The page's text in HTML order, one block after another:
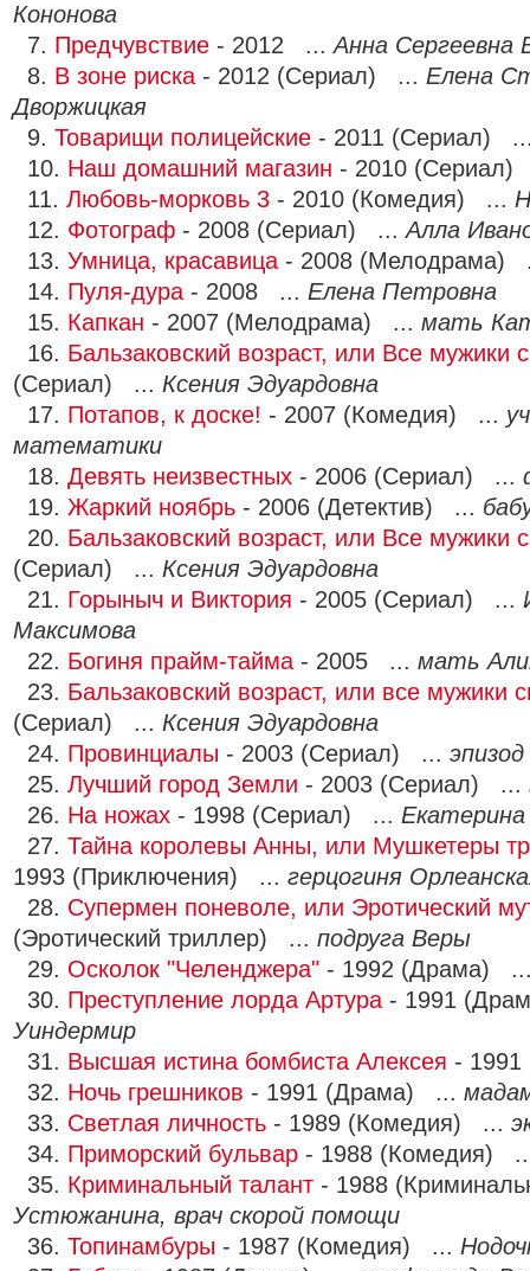
Кононова
7. Предчувствие - 2012 ...Анна Сергеевна
8. В зоне риска - 2012 (Сериал) ... Елена
Дворжицкая
9. Товарищи полицейские - 2011 (Сериал)
10. Наш домашний магазин - 2010
11. Любовь-морковь 3 - 2010 (Комедия) ...
12. Фотограф - 2008 (Сериал) ...Алла
13. Умница, красавица - 2008 (Мелодрама)
14. Пуля-дура - 2008 ... Елена Петровна
15. Капкан - 2007 (Мелодрама) ... мать
16. Бальзаковский возраст, или Все мужики
(Сериал) ... Ксения Эдуардовна
17. Потапов, к доске! - 2007 (Комедия) ...
математики
18. Девять неизвестных - 2006 (Сериал) ...
19. Жаркий ноябрь - 2006 (Детектив) ...
20. Бальзаковский возраст, или Все мужики
(Сериал) ... Ксения Эдуардовна
21. Горыныч и Виктория - 2005 (Сериал) ...
Максимова
22. Богиня прайм-тайма - 2005 ... мать
23. Бальзаковский возраст, или все мужики
(Сериал) ... Ксения Эдуардовна
24. Провинциалы - 2003 (Сериал) ... эпизод
25. Лучший город Земли - 2003 (Сериал) ...
26. На ножах - 1998 (Сериал) ...
27. Тайна королевы Анны, или Мушкетеры
1993 (Приключения) ... герцогиня
28. Супермен поневоле, или Эротический
(Эротический триллер) ... подруга Веры
29. Осколок "Челенджера" - 1992 (Драма)
30. Преступление лорда Артура - 1991
Уиндермир
31. Высшая истина бомбиста Алексея -
32. Ночь грешников - 1991 (Драма) ...
33. Светлая личность - 1989 (Комедия) ...
34. Приморский бульвар - 1988 (Комедия)
35. Криминальный талант - 1988
Устюжанина, врач скорой помощи
36. Топинамбуры - 1987 (Комедия) ...